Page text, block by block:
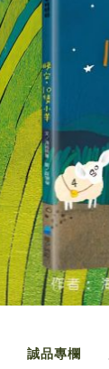
誠品專欄